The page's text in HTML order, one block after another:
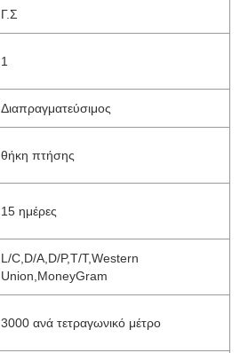
Γ.Σ
1
Διαπραγματεύσιμος
θήκη πτήσης
15 ημέρες
L/C,D/A,D/P,T/T,Western
Union,MoneyGram
3000 ανά τετραγωνικό μέτρο